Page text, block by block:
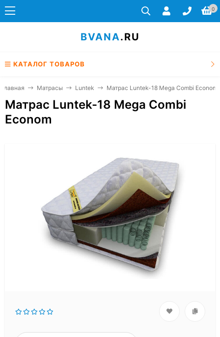
0
BVANA.RU
КАТАЛОГ ТОВАРОВ
Главная Матрасы Luntek Матрас Luntek-18 Mega Combi Econom
Матрас Luntek-18 Mega Combi
Econom